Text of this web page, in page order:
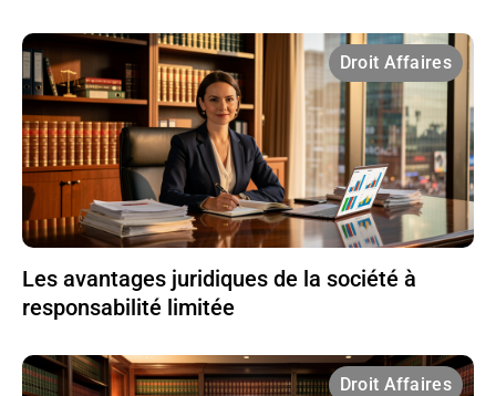
Droit Affaires
Les avantages juridiques de la société à
responsabilité limitée
Droit Affaires